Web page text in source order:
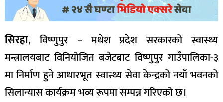
सिरहा, विष्णुपुर – मधेश प्रदेश सरकारको स्वास्थ्य
मन्त्रालयबाट विनियोजित बजेटबाट विष्णुपुर गाउँपालिका-३
मा निर्माण हुने आधारभूत स्वास्थ्य सेवा केन्द्रको नयाँ भवनको
सिलान्यास कार्यक्रम भव्य रूपमा सम्पन्न गरिएको छ।